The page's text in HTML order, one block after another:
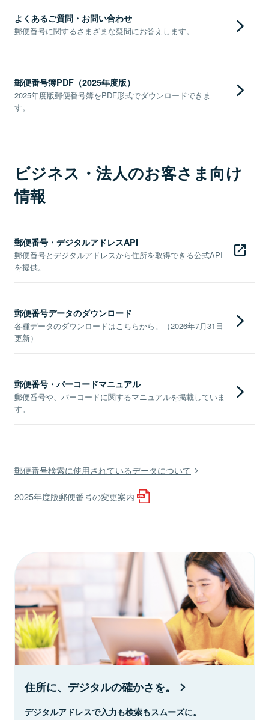
よくあるご質問・お問い合わせ
郵便番号に関するさまざまな疑問にお答えします。
郵便番号簿PDF（2025年度版）
2025年度版郵便番号簿をPDF形式でダウンロードできま
す。
ビジネス・法人のお客さま向け
情報
郵便番号・デジタルアドレスAPI
郵便番号とデジタルアドレスから住所を取得できる公式API
を提供。
郵便番号データのダウンロード
各種データのダウンロードはこちらから。（2026年7月31日
更新）
郵便番号・バーコードマニュアル
郵便番号や、バーコードに関するマニュアルを掲載していま
す。
郵便番号検索に使用されているデータについて
2025年度版郵便番号の変更案内
住所に、デジタルの確かさを。
デジタルアドレスで入力も検索もスムーズに。